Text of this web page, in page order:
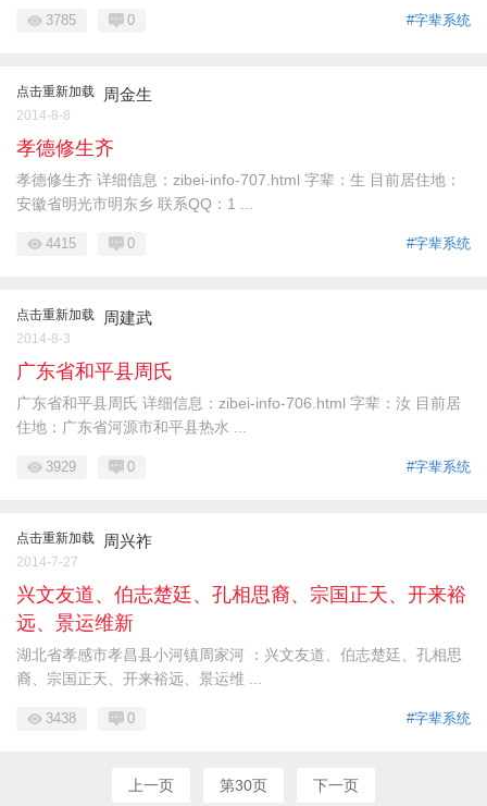
#字辈系统
3785 0
点击重新加载 周金生
2014-8-8
孝德修生齐
孝德修生齐 详细信息：zibei-info-707.html 字辈：生 目前居住地：
安徽省明光市明东乡 联系QQ：1 ...
#字辈系统
4415 0
点击重新加载 周建武
2014-8-3
广东省和平县周氏
广东省和平县周氏 详细信息：zibei-info-706.html 字辈：汝 目前居
住地：广东省河源市和平县热水 ...
#字辈系统
3929 0
点击重新加载 周兴祚
2014-7-27
兴文友道、伯志楚廷、孔相思裔、宗国正天、开来裕
远、景运维新
湖北省孝感市孝昌县小河镇周家河 ：兴文友道、伯志楚廷、孔相思
裔、宗国正天、开来裕远、景运维 ...
#字辈系统
3438 0
上一页 第30页 下一页